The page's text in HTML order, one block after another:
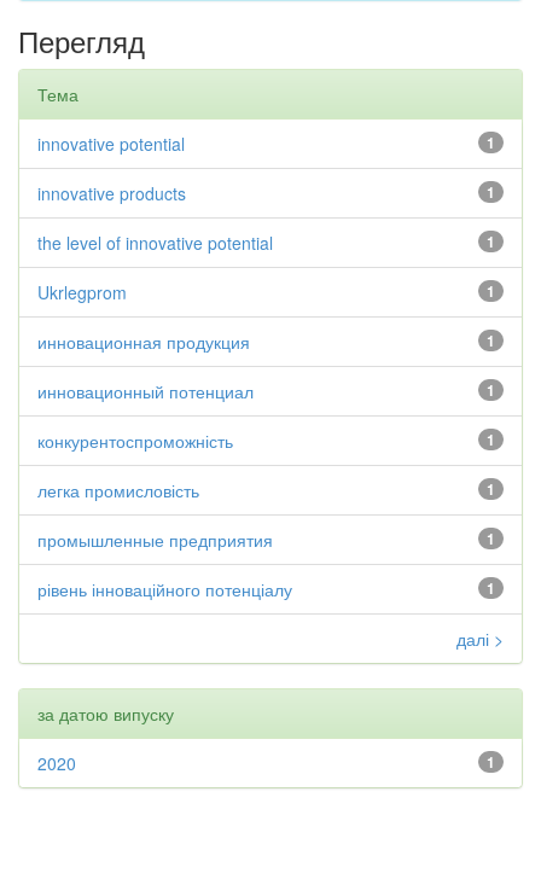
Перегляд
Тема
1
innovative potential
1
innovative products
1
the level of innovative potential
1
Ukrlegprom
1
инновационная продукция
1
инновационный потенциал
1
конкурентоспроможність
1
легка промисловість
1
промышленные предприятия
1
рівень інноваційного потенціалу
далі >
за датою випуску
1
2020